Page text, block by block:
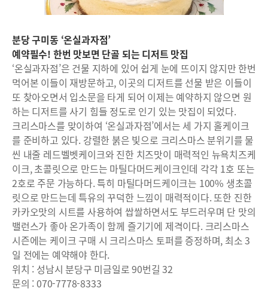
분당 구미동 ‘온실과자점’
예약필수! 한번 맛보면 단골 되는 디저트 맛집
‘온실과자점’은 건물 지하에 있어 쉽게 눈에 뜨이지 않지만 한번
먹어본 이들이 재방문하고, 이곳의 디저트를 선물 받은 이들이
또 찾아오면서 입소문을 타게 되어 이제는 예약하지 않으면 원
하는 디저트를 사기 힘들 정도로 인기 있는 맛집이 되었다.
크리스마스를 맞이하여 ‘온실과자점’에서는 세 가지 홀케이크
를 준비하고 있다. 강렬한 붉은 빛으로 크리스마스 분위기를 물
씬 내줄 레드벨벳케이크와 진한 치즈맛이 매력적인 뉴욕치즈케
이크, 초콜릿으로 만드는 마틸다머드케이크인데 각각 1호 또는
2호로 주문 가능하다. 특히 마틸다머드케이크는 100% 생초콜
릿으로 만드는데 특유의 꾸덕한 느낌이 매력적이다. 또한 진한
카카오맛의 시트를 사용하여 쌉쌀하면서도 부드러우며 단 맛의
밸런스가 좋아 온가족이 함께 즐기기에 제격이다. 크리스마스
시즌에는 케이크 구매 시 크리스마스 토퍼를 증정하며, 최소 3
일 전에는 예약해야 한다.
위치 : 성남시 분당구 미금일로 90번길 32
문의 : 070-7778-8333